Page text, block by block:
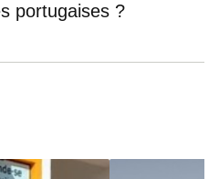
portugaises ?